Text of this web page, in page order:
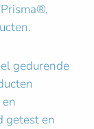
gedurende
getest en